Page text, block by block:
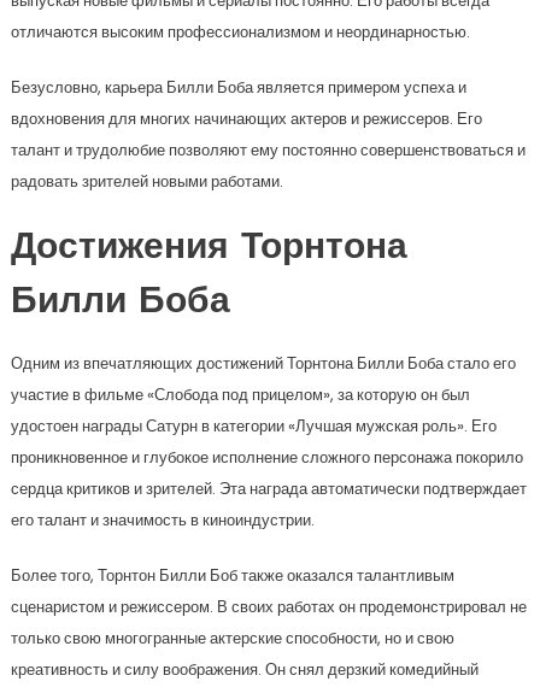
отличаются высоким профессионализмом и неординарностью.
Безусловно, карьера Билли Боба является примером успеха и
вдохновения для многих начинающих актеров и режиссеров. Его
талант и трудолюбие позволяют ему постоянно совершенствоваться и
радовать зрителей новыми работами.
Достижения Торнтона
Билли Боба
Одним из впечатляющих достижений Торнтона Билли Боба стало его
участие в фильме «Слобода под прицелом», за которую он был
удостоен награды Сатурн в категории «Лучшая мужская роль». Его
проникновенное и глубокое исполнение сложного персонажа покорило
сердца критиков и зрителей. Эта награда автоматически подтверждает
его талант и значимость в киноиндустрии.
Более того, Торнтон Билли Боб также оказался талантливым
сценаристом и режиссером. В своих работах он продемонстрировал не
только свою многогранные актерские способности, но и свою
креативность и силу воображения. Он снял дерзкий комедийный